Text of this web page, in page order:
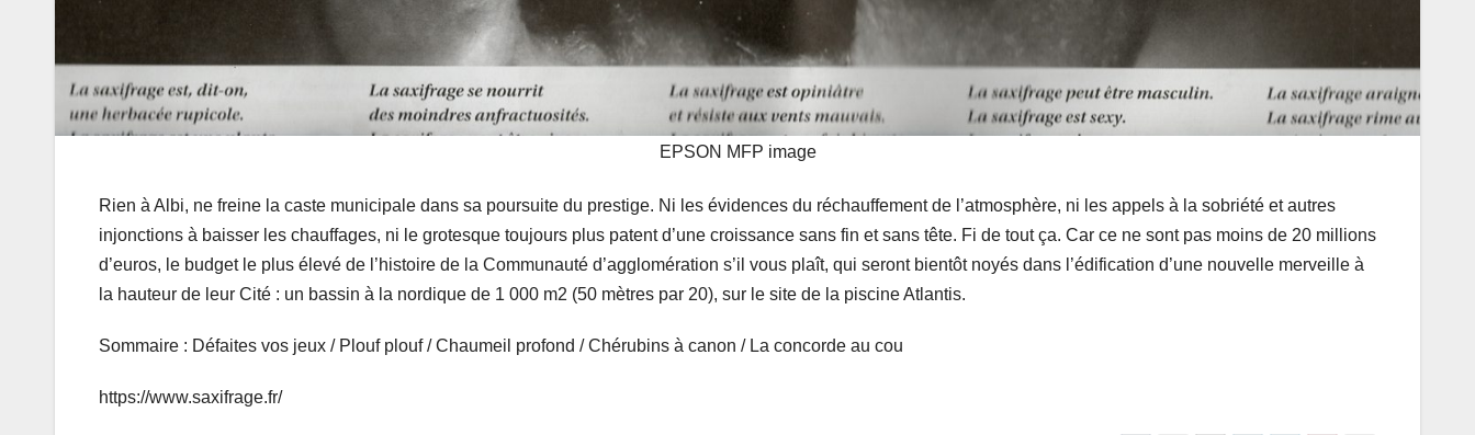
EPSON MFP image
Rien à Albi, ne freine la caste municipale dans sa poursuite du prestige. Ni les évidences du réchauffement de l’atmosphère, ni les appels à la sobriété et autres
injonctions à baisser les chauffages, ni le grotesque toujours plus patent d’une croissance sans fin et sans tête. Fi de tout ça. Car ce ne sont pas moins de 20 millions
d’euros, le budget le plus élevé de l’histoire de la Communauté d’agglomération s’il vous plaît, qui seront bientôt noyés dans l’édification d’une nouvelle merveille à
la hauteur de leur Cité : un bassin à la nordique de 1 000 m2 (50 mètres par 20), sur le site de la piscine Atlantis.
Sommaire : Défaites vos jeux / Plouf plouf / Chaumeil profond / Chérubins à canon / La concorde au cou
https://www.saxifrage.fr/